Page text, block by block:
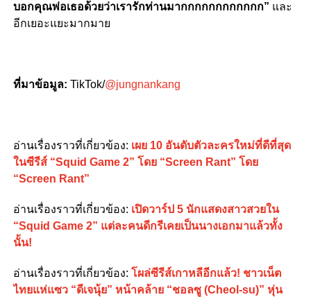
บอกคุณพ่อเธอด้วยว่าเรารักท่านมากกกกกกกกกกกก” และ
อีกเยอะแยะมากมาย
ที่มาข้อมูล: TikTok/@jungnankang
อ่านเรื่องราวที่เกี่ยวข้อง: เผย 10 อันดับตัวละครใหม่ที่ดีที่สุด
ในซีรีส์ “Squid Game 2” โดย “Screen Rant” โดย
“Screen Rant”
อ่านเรื่องราวที่เกี่ยวข้อง: เปิดวาร์ป 5 นักแสดงสาวสวยใน
“Squid Game 2” แต่ละคนดีกรีเคยเป็นนางเอกมาแล้วทั้ง
นั้น!
อ่านเรื่องราวที่เกี่ยวข้อง: โผล่ซีรีส์เกาหลีอีกแล้ว! ชาวเน็ต
ไทยแห่แซว “ดีเจนุ้ย” หน้าคล้าย “ชอลซู (Cheol-su)” หุ่น